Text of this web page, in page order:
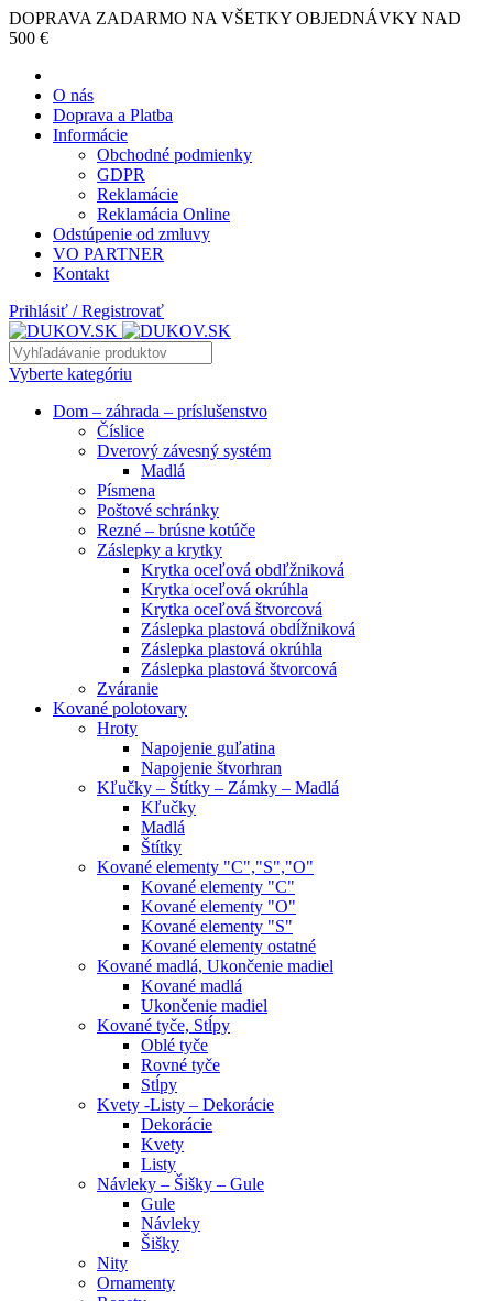
DOPRAVA ZADARMO NA VŠETKY OBJEDNÁVKY NAD
500 €
O nás
Doprava a Platba
Informácie
Obchodné podmienky
GDPR
Reklamácie
Reklamácia Online
Odstúpenie od zmluvy
VO PARTNER
Kontakt
Prihlásiť / Registrovať
Vyberte kategóriu
Dom – záhrada – príslušenstvo
Číslice
Dverový závesný systém
Madlá
Písmena
Poštové schránky
Rezné – brúsne kotúče
Záslepky a krytky
Krytka oceľová obdľžniková
Krytka oceľová okrúhla
Krytka oceľová štvorcová
Záslepka plastová obdĺžniková
Záslepka plastová okrúhla
Záslepka plastová štvorcová
Zváranie
Kované polotovary
Hroty
Napojenie guľatina
Napojenie štvorhran
Kľučky – Štítky – Zámky – Madlá
Kľučky
Madlá
Štítky
Kované elementy "C","S","O"
Kované elementy "C"
Kované elementy "O"
Kované elementy "S"
Kované elementy ostatné
Kované madlá, Ukončenie madiel
Kované madlá
Ukončenie madiel
Kované tyče, Stĺpy
Oblé tyče
Rovné tyče
Stĺpy
Kvety -Listy – Dekorácie
Dekorácie
Kvety
Listy
Návleky – Šišky – Gule
Gule
Návleky
Šišky
Nity
Ornamenty